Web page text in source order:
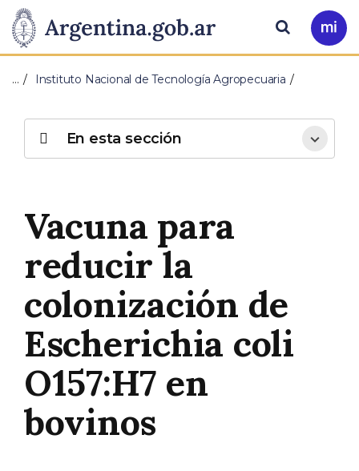
Presidencia
de
Nación
Pasar al contenido principal
Ir
a
Buscar
… Instituto Nacional de Tecnología Agropecuaria
Vacuna para
reducir la
colonización de
Escherichia coli
O157:H7 en
bovinos
En esta sección